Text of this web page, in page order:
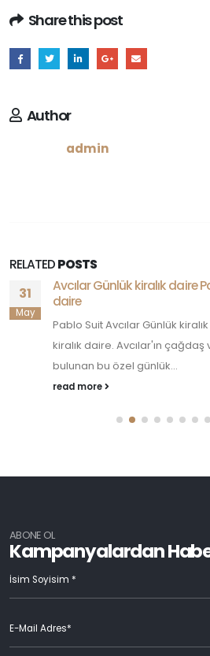
Share this post
Author
admin
RELATEDPOSTS
31
May
Avcılar Günlük kiralık daire
daire
Pablo Suit Avcılar Günlük
kiralık daire. Avcılar'ın
bulunan bu özel günlük...
read more
ABONE OL
Kampanyalardan